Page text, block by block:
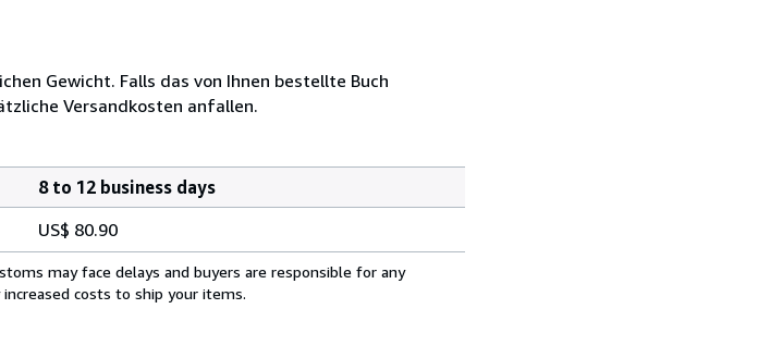
Gewicht. Falls das von Ihnen bestellte Buch
Versandkosten anfallen.
8 to 12 business days
US$ 80.90
may face delays and buyers are responsible for any
costs to ship your items.